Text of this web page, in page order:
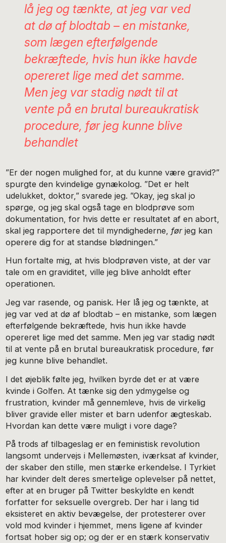
lå jeg og tænkte, at jeg var ved
at dø af blodtab – en mistanke,
som lægen efterfølgende
bekræftede, hvis hun ikke havde
opereret lige med det samme.
Men jeg var stadig nødt til at
vente på en brutal bureaukratisk
procedure, før jeg kunne blive
behandlet
”Er der nogen mulighed for, at du kunne være gravid?”
spurgte den kvindelige gynækolog. ”Det er helt
udelukket, doktor,” svarede jeg. ”Okay, jeg skal jo
spørge, og jeg skal også tage en blodprøve som
dokumentation, for hvis dette er resultatet af en abort,
skal jeg rapportere det til myndighederne,førjeg kan
operere dig for at standse blødningen.”
Hun fortalte mig, at hvis blodprøven viste, at der var
tale om en graviditet, ville jeg blive anholdt efter
operationen.
Jeg var rasende, og panisk. Her lå jeg og tænkte, at
jeg var ved at dø af blodtab – en mistanke, som lægen
efterfølgende bekræftede, hvis hun ikke havde
opereret lige med det samme. Men jeg var stadig nødt
til at vente på en brutal bureaukratisk procedure, før
jeg kunne blive behandlet.
I det øjeblik følte jeg, hvilken byrde det er at være
kvinde i Golfen. At tænke sig den ydmygelse og
frustration, kvinder må gennemleve, hvis de virkelig
bliver gravide eller mister et barn udenfor ægteskab.
Hvordan kan dette være muligt i vore dage?
På trods af tilbageslag er en feministisk revolution
langsomt undervejs i Mellemøsten, iværksat af kvinder,
der skaber den stille, men stærke erkendelse. I Tyrkiet
har kvinder delt deres smertelige oplevelser på nettet,
efter at en bruger på Twitter beskyldte en kendt
forfatter for seksuelle overgreb. Der har i lang tid
eksisteret en aktiv bevægelse, der protesterer over
vold mod kvinder i hjemmet, mens ligene af kvinder
fortsat hober sig op; og der er en stærk konservativ